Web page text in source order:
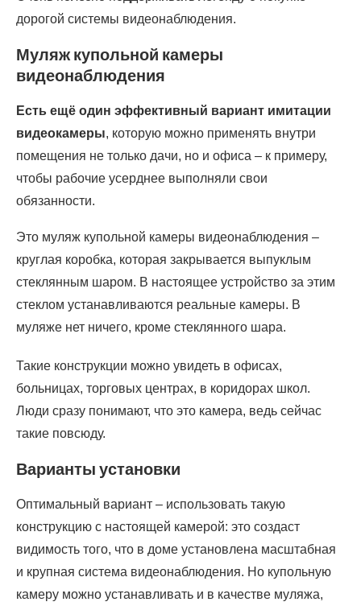
дорогой системы видеонаблюдения.
Муляж купольной камеры
видеонаблюдения
Есть ещё один эффективный вариант имитации
видеокамеры, которую можно применять внутри
помещения не только дачи, но и офиса – к примеру,
чтобы рабочие усерднее выполняли свои
обязанности.
Это муляж купольной камеры видеонаблюдения –
круглая коробка, которая закрывается выпуклым
стеклянным шаром. В настоящее устройство за этим
стеклом устанавливаются реальные камеры. В
муляже нет ничего, кроме стеклянного шара.
Такие конструкции можно увидеть в офисах,
больницах, торговых центрах, в коридорах школ.
Люди сразу понимают, что это камера, ведь сейчас
такие повсюду.
Варианты установки
Оптимальный вариант – использовать такую
конструкцию с настоящей камерой: это создаст
видимость того, что в доме установлена масштабная
и крупная система видеонаблюдения. Но купольную
камеру можно устанавливать и в качестве муляжа,